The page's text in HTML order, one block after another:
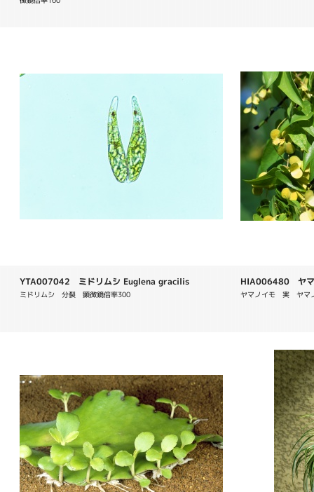
YTA007042 ミドリムシ Euglena gracilis
ミドリムシ　分裂　顕微鏡倍率300
HIA006480 ヤ
ヤマノイモ　実　ヤマ